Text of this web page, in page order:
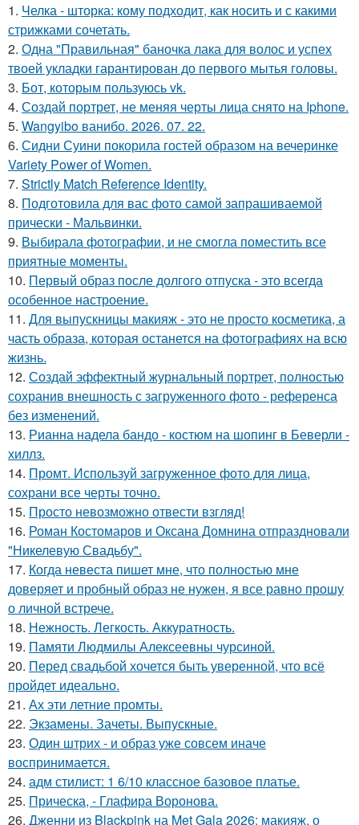
1. Челка - шторка: кому подходит, как носить и с какими
стрижками сочетать.
2. Одна "Правильная" баночка лака для волос и успех
твоей укладки гарантирован до первого мытья головы.
3. Бот, которым пользуюсь vk.
4. Создай портрет, не меняя черты лица снято на Iphone.
5. Wangyibo ванибо. 2026. 07. 22.
6. Сидни Суини покорила гостей образом на вечеринке
Variety Power of Women.
7. Strictly Match Reference Identity.
8. Подготовила для вас фото самой запрашиваемой
прически - Мальвинки.
9. Выбирала фотографии, и не смогла поместить все
приятные моменты.
10. Первый образ после долгого отпуска - это всегда
особенное настроение.
11. Для выпускницы макияж - это не просто косметика, а
часть образа, которая останется на фотографиях на всю
жизнь.
12. Создай эффектный журнальный портрет, полностью
сохранив внешность с загруженного фото - референса
без изменений.
13. Рианна надела бандо - костюм на шопинг в Беверли -
хиллз.
14. Промт. Используй загруженное фото для лица,
сохрани все черты точно.
15. Просто невозможно отвести взгляд!
16. Роман Костомаров и Оксана Домнина отпраздновали
"Никелевую Свадьбу".
17. Когда невеста пишет мне, что полностью мне
доверяет и пробный образ не нужен, я все равно прошу
о личной встрече.
18. Нежность. Легкость. Аккуратность.
19. Памяти Людмилы Алексеевны чурсиной.
20. Перед свадьбой хочется быть уверенной, что всё
пройдет идеально.
21. Ах эти летние промты.
22. Экзамены. Зачеты. Выпускные.
23. Один штрих - и образ уже совсем иначе
воспринимается.
24. адм стилист: 1 6/10 классное базовое платье.
25. Прическа, - Глафира Воронова.
26. Дженни из Blackpink на Met Gala 2026: макияж, о